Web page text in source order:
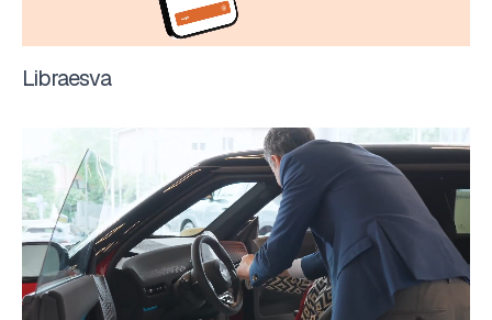
Libraesva